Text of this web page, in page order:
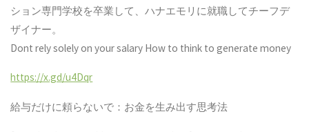
ション専門学校を卒業して、ハナエモリに就職してチーフデ
ザイナー。
Dont rely solely on your salary How to think to generate money
https://x.gd/u4Dqr
給与だけに頼らないで：お金を生み出す思考法